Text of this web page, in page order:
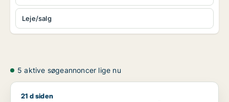
Leje/salg
5 aktive søgeannoncer lige nu
Massøren søger klinik til leje i Århus
21 d siden